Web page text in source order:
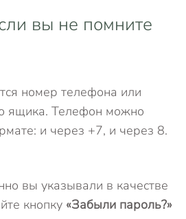
вы не помните
номер телефона или
ящика. Телефон можно
и через +7, и через 8.
вы указывали в качестве
кнопку «Забыли пароль?»